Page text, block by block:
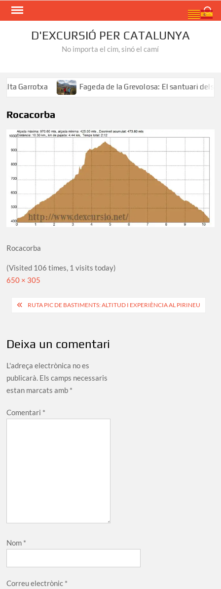
Skip
D'EXCURSIÓ PER CATALUNYA
No importa el cim, sinó el camí
Garrotxa Fageda de la Grevolosa: El santuari dels
Rocacorba
Rocacorba
(Visited 106 times, 1 visits today)
Full
650 × 305
Navegació
RUTA PIC DE BASTIMENTS: ALTITUD I EXPERIÈNCIA AL PIRINEU
Deixa un comentari
L'adreça electrònica no es
publicarà. Els camps necessaris
estan marcats amb *
Comentari *
Nom *
Correu electrònic *